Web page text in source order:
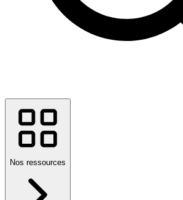
Nos ressources